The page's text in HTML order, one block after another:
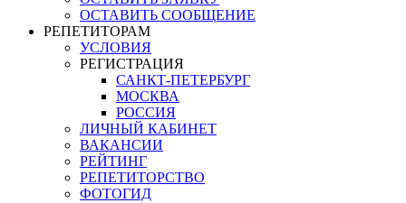
ОСТАВИТЬ СООБЩЕНИЕ
РЕПЕТИТОРАМ
УСЛОВИЯ
РЕГИСТРАЦИЯ
САНКТ-ПЕТЕРБУРГ
МОСКВА
РОССИЯ
ЛИЧНЫЙ КАБИНЕТ
ВАКАНСИИ
РЕЙТИНГ
РЕПЕТИТОРСТВО
ФОТОГИД